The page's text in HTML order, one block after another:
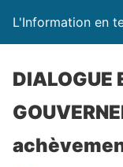
L'Information en
DIALOGUE